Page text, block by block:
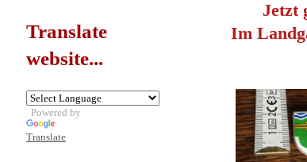
Jetzt
Im
Translate
website...
Powered by
Translate